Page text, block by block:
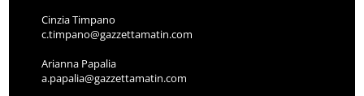
Cinzia Timpano
c.timpano@gazzettamatin.com
Arianna Papalia
a.papalia@gazzettamatin.com